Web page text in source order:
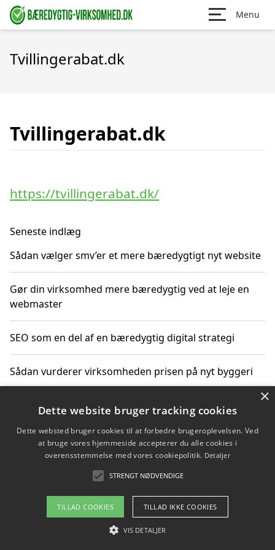
Menu
Tvillingerabat.dk
Tvillingerabat.dk
https://tvillingerabat.dk/
Seneste indlæg
Sådan vælger smv’er et mere bæredygtigt nyt website
Gør din virksomhed mere bæredygtig ved at leje en
webmaster
SEO som en del af en bæredygtig digital strategi
Sådan vurderer virksomheden prisen på nyt byggeri
Sådan får du hjælp til en hjemmeside uden binding
Copyright 2026 - Pilanto Aps
Om / kontakt
Blog Betingelser
×
Dette website bruger tracking cookies
Dette websted bruger cookies til at forbedre brugeroplevelsen. Ved
at bruge vores hjemmeside accepterer du alle cookies i
overensstemmelse med vores cookiepolitik. Detaljer
STRENGT NØDVENDIGE
TILLAD COOKIES TILLAD IKKE COOKIES
VIS DETALJER